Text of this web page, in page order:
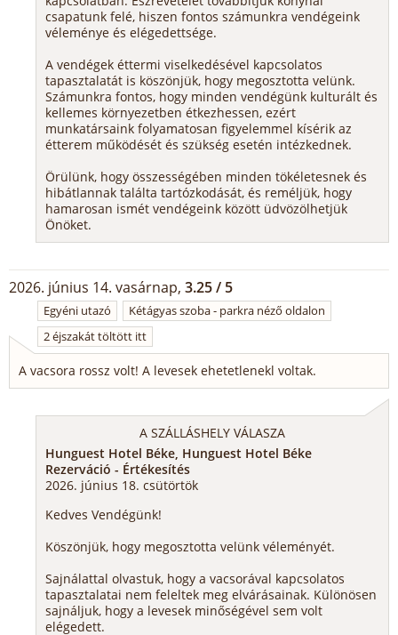
csapatunk felé, hiszen fontos számunkra vendégeink
véleménye és elégedettsége.
A vendégek éttermi viselkedésével kapcsolatos
tapasztalatát is köszönjük, hogy megosztotta velünk.
Számunkra fontos, hogy minden vendégünk kulturált és
kellemes környezetben étkezhessen, ezért
munkatársaink folyamatosan figyelemmel kísérik az
étterem működését és szükség esetén intézkednek.
Örülünk, hogy összességében minden tökéletesnek és
hibátlannak találta tartózkodását, és reméljük, hogy
hamarosan ismét vendégeink között üdvözölhetjük
Önöket.
2026. június 14. vasárnap, 3.25 / 5
Egyéni utazó
Kétágyas szoba - parkra néző oldalon
2 éjszakát töltött itt
A vacsora rossz volt! A levesek ehetetlenekl voltak.
A SZÁLLÁSHELY VÁLASZA
Hunguest Hotel Béke, Hunguest Hotel Béke
Rezerváció - Értékesítés
2026. június 18. csütörtök
Kedves Vendégünk!
Köszönjük, hogy megosztotta velünk véleményét.
Sajnálattal olvastuk, hogy a vacsorával kapcsolatos
tapasztalatai nem feleltek meg elvárásainak. Különösen
sajnáljuk, hogy a levesek minőségével sem volt
elégedett.